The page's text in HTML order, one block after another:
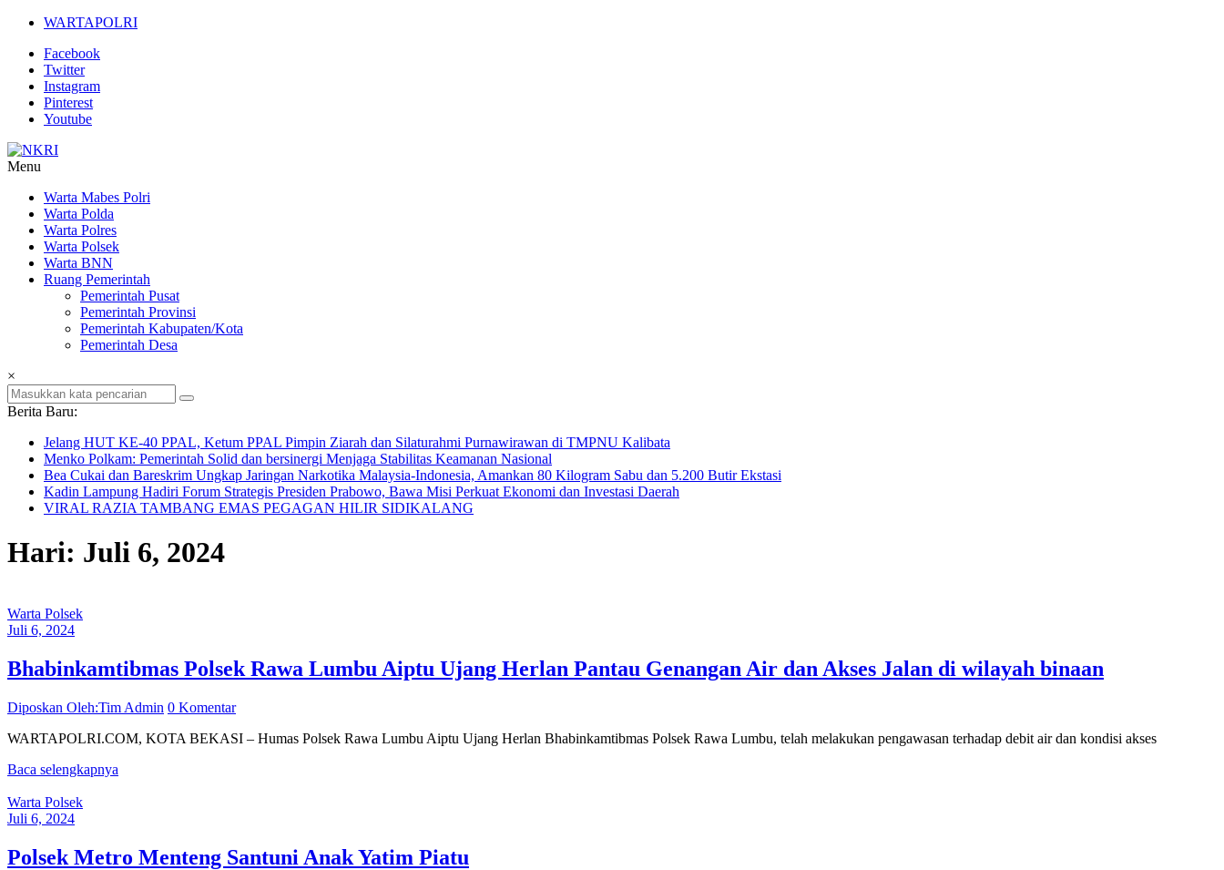
Lompat
konten
WARTAPOLRI
Facebook
Twitter
Instagram
Pinterest
Youtube
Jurnalisme
Positif
Menu
Warta Mabes Polri
Warta Polda
Warta Polres
Warta Polsek
Warta BNN
Ruang Pemerintah
Pemerintah Pusat
Pemerintah Provinsi
Pemerintah Kabupaten/Kota
Pemerintah Desa
×
Berita Baru:
Jelang HUT KE-40 PPAL, Ketum PPAL Pimpin Ziarah dan Silaturahmi Purnawirawan di TMPNU Kalibata
Menko Polkam: Pemerintah Solid dan bersinergi Menjaga Stabilitas Keamanan Nasional
Bea Cukai dan Bareskrim Ungkap Jaringan Narkotika Malaysia-Indonesia, Amankan 80 Kilogram Sabu dan 5.200 Butir Ekstasi
Kadin Lampung Hadiri Forum Strategis Presiden Prabowo, Bawa Misi Perkuat Ekonomi dan Investasi Daerah
VIRAL RAZIA TAMBANG EMAS PEGAGAN HILIR SIDIKALANG
Hari: Juli 6, 2024
Warta Polsek
Juli 6, 2024
Bhabinkamtibmas Polsek Rawa Lumbu Aiptu Ujang Herlan Pantau Genangan Air dan Akses Jalan di wilayah binaan
Diposkan Oleh:Tim Admin 0 Komentar
WARTAPOLRI.COM, KOTA BEKASI – Humas Polsek Rawa Lumbu Aiptu Ujang Herlan Bhabinkamtibmas Polsek Rawa Lumbu, telah melakukan pengawasan terhadap debit air dan kondisi akses
Baca selengkapnya
Warta Polsek
Juli 6, 2024
Polsek Metro Menteng Santuni Anak Yatim Piatu